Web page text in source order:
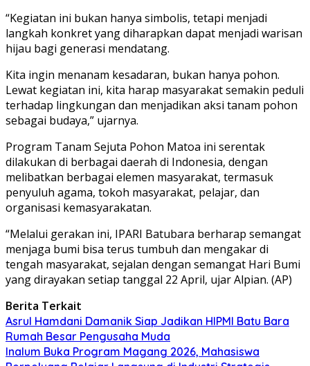
“Kegiatan ini bukan hanya simbolis, tetapi menjadi
langkah konkret yang diharapkan dapat menjadi warisan
hijau bagi generasi mendatang.
Kita ingin menanam kesadaran, bukan hanya pohon.
Lewat kegiatan ini, kita harap masyarakat semakin peduli
terhadap lingkungan dan menjadikan aksi tanam pohon
sebagai budaya,” ujarnya.
Program Tanam Sejuta Pohon Matoa ini serentak
dilakukan di berbagai daerah di Indonesia, dengan
melibatkan berbagai elemen masyarakat, termasuk
penyuluh agama, tokoh masyarakat, pelajar, dan
organisasi kemasyarakatan.
“Melalui gerakan ini, IPARI Batubara berharap semangat
menjaga bumi bisa terus tumbuh dan mengakar di
tengah masyarakat, sejalan dengan semangat Hari Bumi
yang dirayakan setiap tanggal 22 April, ujar Alpian. (AP)
Berita Terkait
Asrul Hamdani Damanik Siap Jadikan HIPMI Batu Bara
Rumah Besar Pengusaha Muda
Inalum Buka Program Magang 2026, Mahasiswa